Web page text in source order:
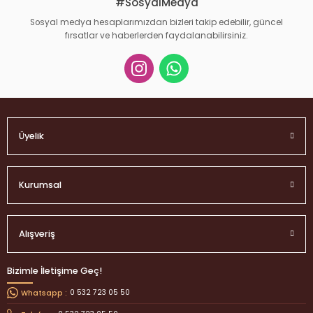
Gönder
Sosyal medya hesaplarımızdan bizleri takip edebilir, güncel
fırsatlar ve haberlerden faydalanabilirsiniz.
Üyelik
Kurumsal
Alışveriş
Bizimle İletişime Geç!
Whatsapp : 0 532 723 05 50